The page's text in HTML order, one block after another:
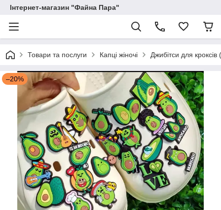
Інтернет-магазин "Файна Пара"
Товари та послуги Капці жіночі Джибітси для
–20%